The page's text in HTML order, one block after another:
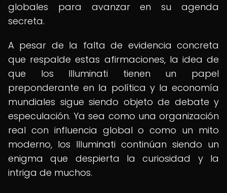
globales para avanzar en su agenda
secreta.
A pesar de la falta de evidencia concreta
que respalde estas afirmaciones, la idea de
que los Illuminati tienen un papel
preponderante en la política y la economía
mundiales sigue siendo objeto de debate y
especulación. Ya sea como una organización
real con influencia global o como un mito
moderno, los Illuminati continúan siendo un
enigma que despierta la curiosidad y la
intriga de muchos.